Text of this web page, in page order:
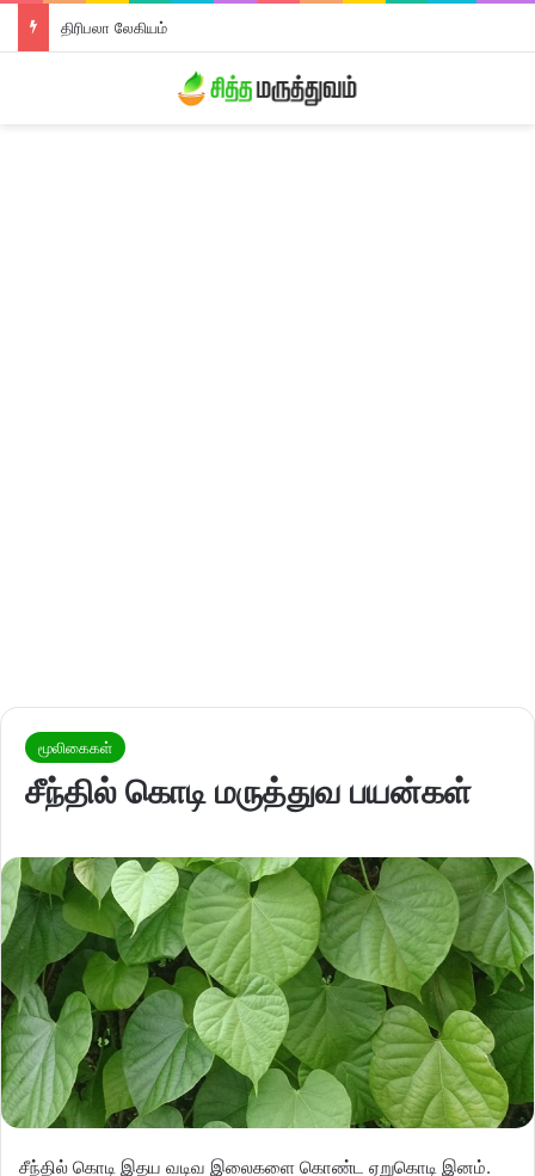
திரிபலா லேகியம்
மூலிகைகள்
சீந்தில் கொடி மருத்துவ பயன்கள்
சீந்தில் கொடி இதய வடிவ இலைகளை கொண்ட ஏறுகொடி இனம்.